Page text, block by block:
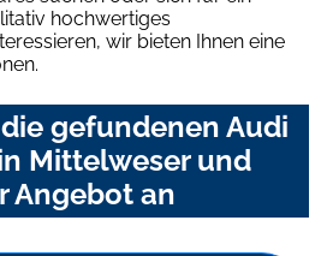
hochwertiges
wir bieten Ihnen eine
gefundenen Audi
Mittelweser und
Angebot an